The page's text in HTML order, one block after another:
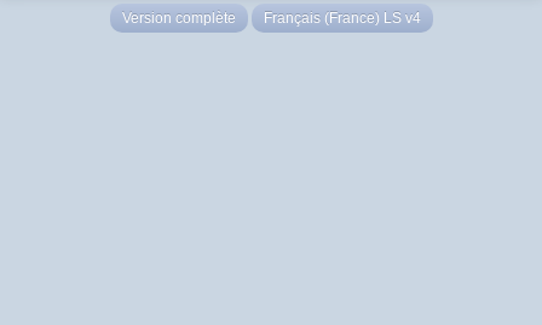
Version complète Français (France) LS v4